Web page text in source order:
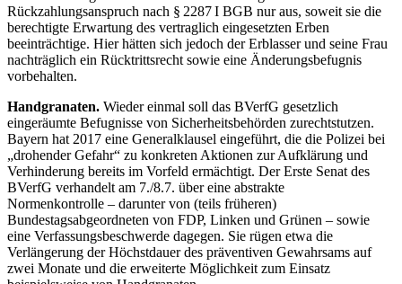
Rückzahlungsanspruch nach § 2287 I BGB nur aus, soweit sie die
berechtigte Erwartung des vertraglich eingesetzten Erben
beeinträchtige. Hier hätten sich jedoch der Erblasser und seine Frau
nachträglich ein Rücktrittsrecht sowie eine Änderungsbefugnis
vorbehalten.
Handgranaten. Wieder einmal soll das BVerfG gesetzlich
eingeräumte Befugnisse von Sicherheitsbehörden zurechtstutzen.
Bayern hat 2017 eine Generalklausel eingeführt, die die Polizei bei
„drohender Gefahr“ zu konkreten Aktionen zur Aufklärung und
Verhinderung bereits im Vorfeld ermächtigt. Der Erste Senat des
BVerfG verhandelt am 7./8.7. über eine abstrakte
Normenkontrolle – darunter von (teils früheren)
Bundestagsabgeordneten von FDP, Linken und Grünen – sowie
eine Verfassungsbeschwerde dagegen. Sie rügen etwa die
Verlängerung der Höchstdauer des präventiven Gewahrsams auf
zwei Monate und die erweiterte Möglichkeit zum Einsatz